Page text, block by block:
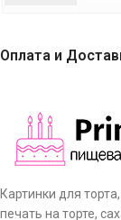
Оплата и
Картинки для
печать на торте,